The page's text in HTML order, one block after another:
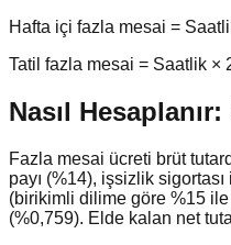
Hafta içi fazla mesai =
Tatil fazla mesai = Saatlik ×
Nasıl
Fazla mesai ücreti brüt
payı (%14), işsizlik
(birikimli dilime göre %15
(%0,759). Elde kalan net